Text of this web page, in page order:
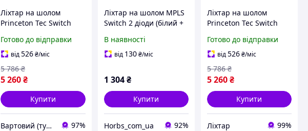
Ліхтар на шолом
Princeton Tec Switch
(2370-vart)
Готово до відправки
від526₴/міс
5 260₴
5 786 ₴
Купити
Вартовий (туризм, полювання та кемпінг) 97%
Ліхтар на шолом MPLS
Switch 2 діоди (білий +
каски
В наявності
від 130 ₴/міс
1 304 ₴
Купити
Horbs_com_ua 92%
Ліхтар на шолом
Princeton Tec Switch
{2370-piho}
Готово до відправки
від526₴/міс
5 260₴
5 786 ₴
Купити
Ліхтар 99%